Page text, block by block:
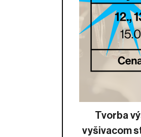
Tvorba
vyšivacom